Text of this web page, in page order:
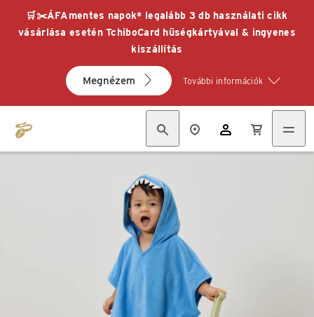
🛒✂️ÁFAmentes napok* legalább 3 db használati cikk
vásárlása esetén TchiboCard hűségkártyával & ingyenes
kiszállítás
Megnézem További információk